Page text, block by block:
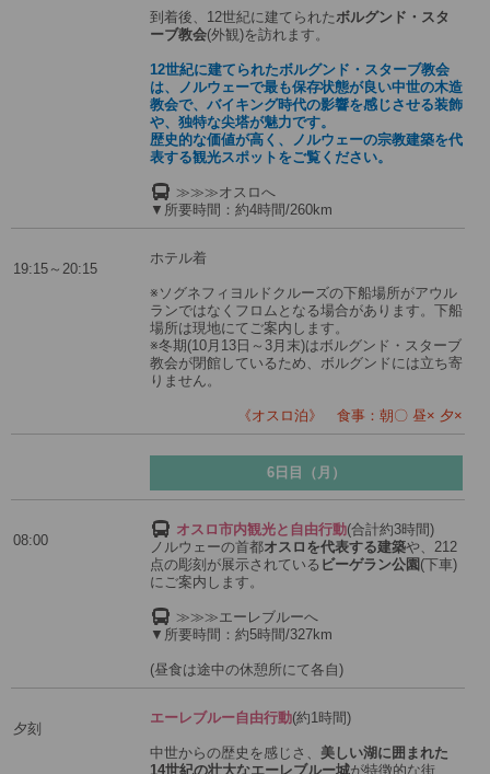
到着後、12世紀に建てられた ボルグンド・スタ
ーブ教会(外観)を訪れます。
12世紀に建てられたボルグンド・スターブ教会
は、ノルウェーで最も保存状態が良い中世の木造
教会で、バイキング時代の影響を感じさせる装飾
や、独特な尖塔が魅力です。
歴史的な価値が高く、ノルウェーの宗教建築を代
表する観光スポットをご覧ください。
≫≫≫オスロへ
▼所要時間：約4時間/260km
19:15～20:15
ホテル着
※ソグネフィヨルドクルーズの下船場所がアウル
ランではなくフロムとなる場合があります。下船
場所は現地にてご案内します。
※冬期(10月13日～3月末)はボルグンド・スターブ
教会が閉館しているため、ボルグンドには立ち寄
りません。
《オスロ泊》 食事：朝〇 昼× 夕×
6日目（月）
08:00
オスロ市内観光と自由行動(合計約3時間)
ノルウェーの首都オスロを代表する建築や、212
点の彫刻が展示されている ビーゲラン公園 (下車)
にご案内します。
≫≫≫エーレブルーへ
▼所要時間：約5時間/327km
(昼食は途中の休憩所にて各自)
夕刻
エーレブルー自由行動(約1時間)
中世からの歴史を感じさ、 美しい湖に囲まれた
14世紀の壮大なエーレブルー城が特徴的な街